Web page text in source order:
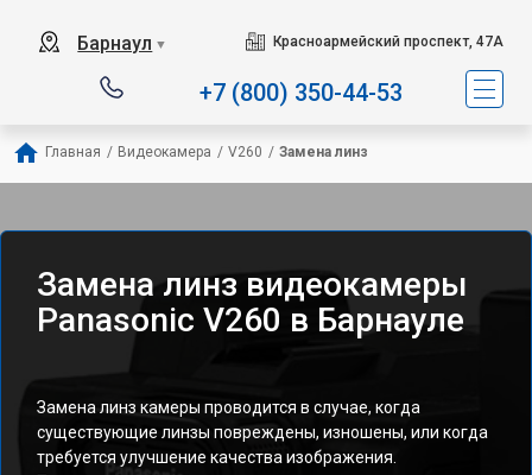
Барнаул ▼ Красноармейский проспект, 47А
+7 (800) 350-44-53
Главная / Видеокамера / V260 / Замена линз
Замена линз видеокамеры
Panasonic V260 в Барнауле
Замена линз камеры проводится в случае, когда
существующие линзы повреждены, изношены, или когда
требуется улучшение качества изображения.